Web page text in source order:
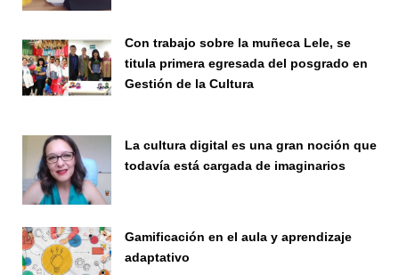
Con trabajo sobre la muñeca Lele, se
titula primera egresada del posgrado en
Gestión de la Cultura
La cultura digital es una gran noción que
todavía está cargada de imaginarios
Gamificación en el aula y aprendizaje
adaptativo